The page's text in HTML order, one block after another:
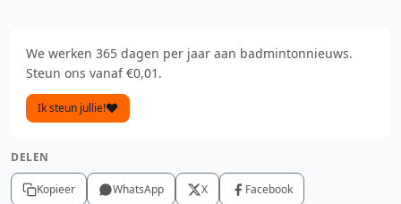
We werken 365 dagen per jaar aan badmintonnieuws.
Steun ons vanaf €0,01.
Ik steun jullie!
DELEN
Kopieer WhatsApp X Facebook